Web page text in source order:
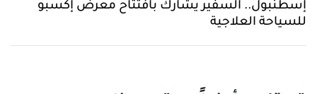
إسطنبول.. السفير يشارك بافتتاح معرض إكسبو
للسياحة العلاجية